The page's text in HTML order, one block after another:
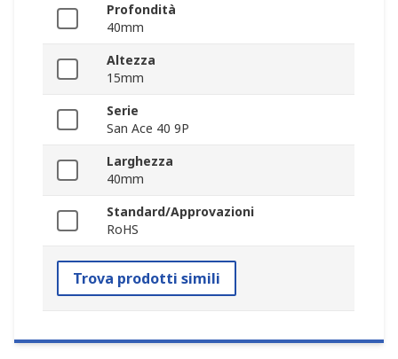
Profondità
40mm
Altezza
15mm
Serie
San Ace 40 9P
Larghezza
40mm
Standard/Approvazioni
RoHS
Trova prodotti simili